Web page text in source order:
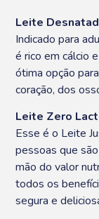
Leite
Indicado para
é rico em cálcio
ótima opção
coração, dos
Leite Zero
Esse é o Leite
pessoas que
mão do valor
todos os
segura e